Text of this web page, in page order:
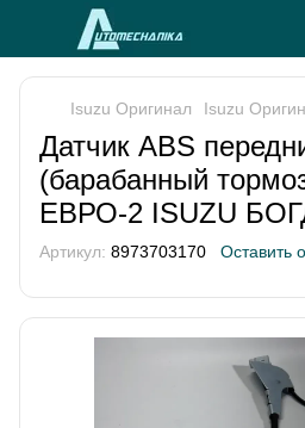
Isuzu Оригинал Isuzu
Датчик АВS
(барабанный
ЕВРО-2 ISUZU
Артикул: 8973703170 Оставить